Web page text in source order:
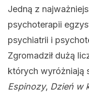
Jedną z
psychoterapii
psychiatrii i
Zgromadził dużą
których wyróżniają
Espinozy, Dzień w